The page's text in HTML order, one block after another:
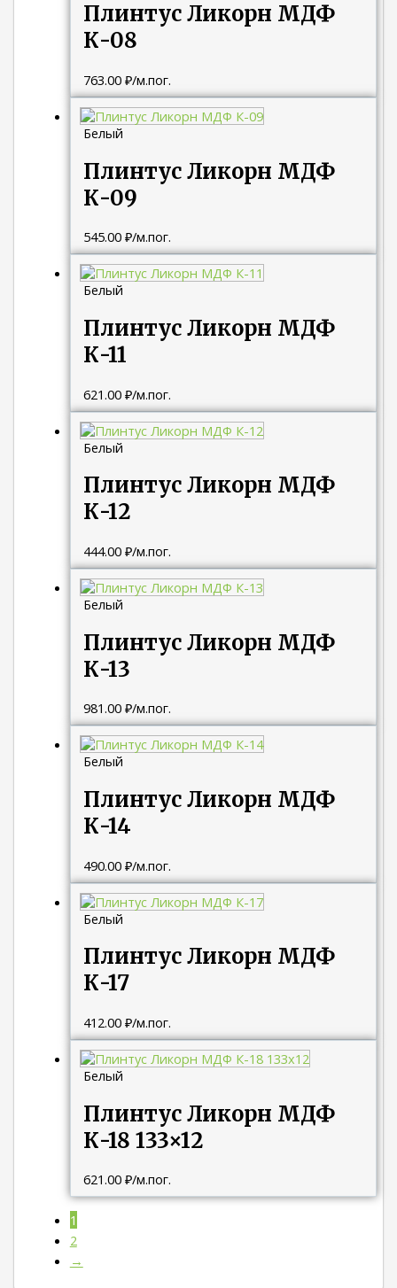
Плинтус Ликорн МДФ
К-08
763.00₽/м.пог.
Белый
Плинтус Ликорн МДФ
К-09
545.00₽/м.пог.
Белый
Плинтус Ликорн МДФ
К-11
621.00₽/м.пог.
Белый
Плинтус Ликорн МДФ
К-12
444.00₽/м.пог.
Белый
Плинтус Ликорн МДФ
К-13
981.00₽/м.пог.
Белый
Плинтус Ликорн МДФ
К-14
490.00₽/м.пог.
Белый
Плинтус Ликорн МДФ
К-17
412.00₽/м.пог.
Белый
Плинтус Ликорн МДФ
К-18 133×12
621.00₽/м.пог.
1
2
→